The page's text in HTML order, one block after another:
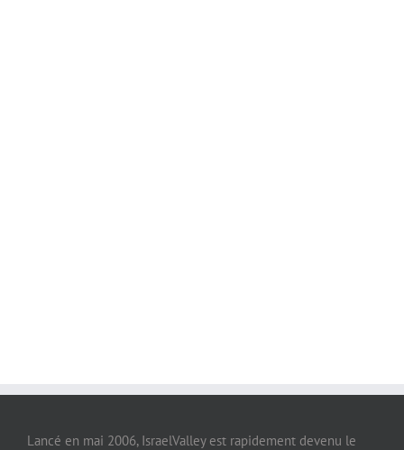
Lancé en mai 2006, IsraelValley est rapidement devenu le